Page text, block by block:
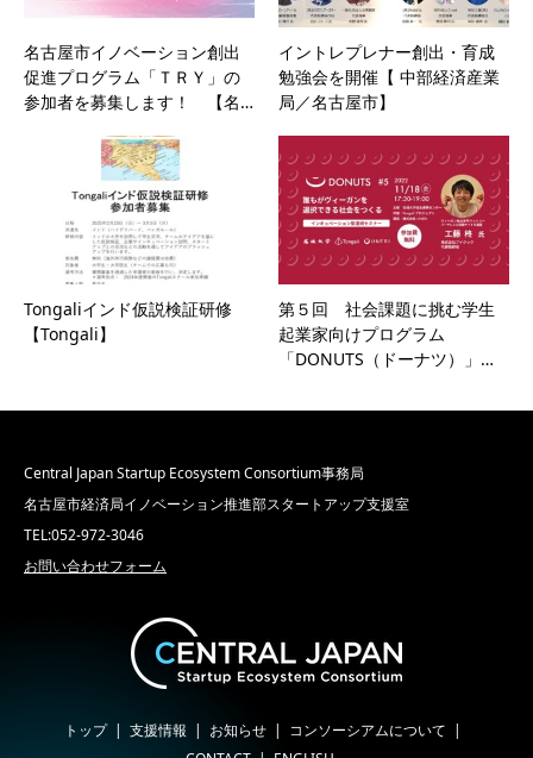
名古屋市イノベーション創出
促進プログラム「ＴＲＹ」の
参加者を募集します！ 【名…
イントレプレナー創出・育成
勉強会を開催【 中部経済産業
局／名古屋市】
Tongaliインド仮説検証研修
【Tongali】
第５回 社会課題に挑む学生
起業家向けプログラム
「DONUTS（ドーナツ）」…
Central Japan Startup Ecosystem Consortium事務局
名古屋市経済局イノベーション推進部スタートアップ支援室
TEL:052-972-3046
お問い合わせフォーム
トップ 支援情報 お知らせ
コンソーシアムについて